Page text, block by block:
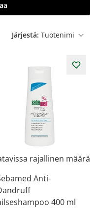
Järjestä:
rajallinen määrä
Anti-
400 ml